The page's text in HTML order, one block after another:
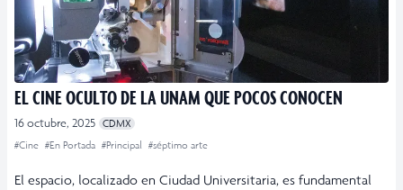
EL CINE OCULTO DE LA UNAM QUE POCOS CONOCEN
16 octubre, 2025 CDMX
#Cine #En Portada #Principal #séptimo arte
El espacio, localizado en Ciudad Universitaria, es fundamental